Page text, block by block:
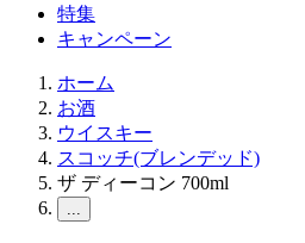
特集
キャンペーン
ホーム
お酒
ウイスキー
スコッチ(ブレンデッド)
ザ ディーコン 700ml
...